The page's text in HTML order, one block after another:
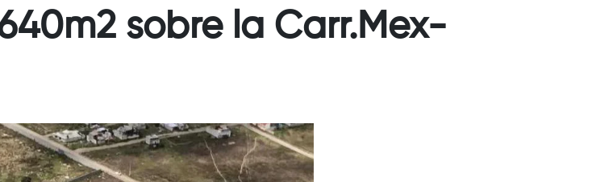
sobre la Carr.Mex-